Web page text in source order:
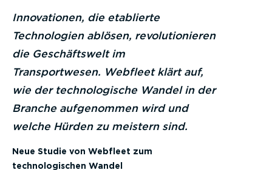
Innovationen, die etablierte
Technologien ablösen, revolutionieren
die Geschäftswelt im
Transportwesen. Webfleet klärt auf,
wie der technologische Wandel in der
Branche aufgenommen wird und
welche Hürden zu meistern sind.
Neue Studie von Webfleet zum
technologischen Wandel